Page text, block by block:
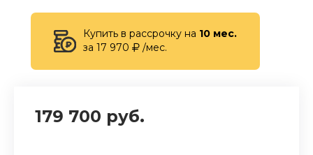
Купить в рассрочку на 10 мес.
за 17 970
/мес.
179 700 руб.